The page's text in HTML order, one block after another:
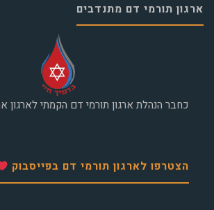
ארגון תורמי דם מתנדבים
כחבר הנהלת ארגון תורמי דם הקמתי
הצטרפו לארגון תורמי דם בפייסבוק